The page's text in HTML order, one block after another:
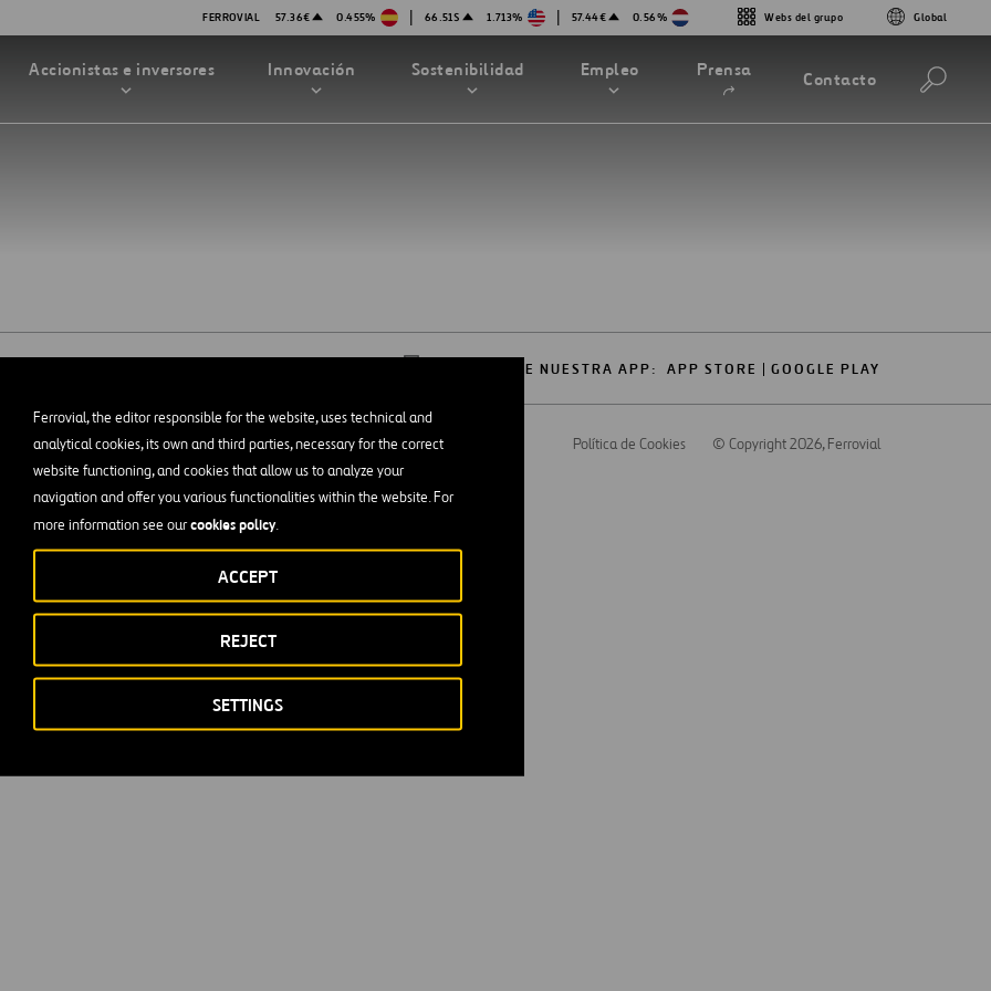
Ferrovial, the editor responsible for the website, uses technical and
analytical cookies, its own and third parties, necessary for the correct
website functioning, and cookies that allow us to analyze your
navigation and offer you various functionalities within the website. For
more information see ourcookies policy.
SETTINGS
REJECT
ACCEPT
FERROVIAL 57.36€ 0.455% | 66.51$ 1.713% | 57.44€ 0.56% Webs del grupo Global
Tecnologías
STEM
Proyectos Financiados
Accionistas e inversores Innovación Sostenibilidad Empleo
Abrir
nueva
Prensa Contacto
DESCÁRGATE NUESTRA APP: APP STORE GOOGLE PLAY
Abrir
en
nueva
pestaña
SAR Accesibilidad Aviso legal Política de privacidad Política de Cookies © Copyright 2026, Ferrovial